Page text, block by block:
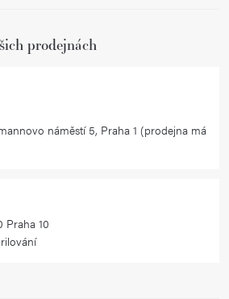
prodejnách
náměstí 5, Praha 1 (prodejna má
Praha 10